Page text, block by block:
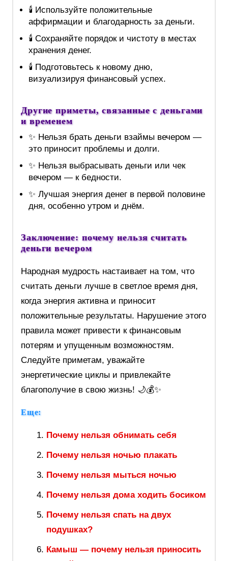
🕯️ Используйте положительные
аффирмации и благодарность за деньги.
🕯️ Сохраняйте порядок и чистоту в местах
хранения денег.
🕯️ Подготовьтесь к новому дню,
визуализируя финансовый успех.
Другие приметы, связанные с деньгами
и временем
✨ Нельзя брать деньги взаймы вечером —
это приносит проблемы и долги.
✨ Нельзя выбрасывать деньги или чек
вечером — к бедности.
✨ Лучшая энергия денег в первой половине
дня, особенно утром и днём.
Заключение: почему нельзя считать
деньги вечером
Народная мудрость настаивает на том, что
считать деньги лучше в светлое время дня,
когда энергия активна и приносит
положительные результаты. Нарушение этого
правила может привести к финансовым
потерям и упущенным возможностям.
Следуйте приметам, уважайте
энергетические циклы и привлекайте
благополучие в свою жизнь! 🌙💰✨
Еще:
Почему нельзя обнимать себя
Почему нельзя ночью плакать
Почему нельзя мыться ночью
Почему нельзя дома ходить босиком
Почему нельзя спать на двух
подушках?
Камыш — почему нельзя приносить